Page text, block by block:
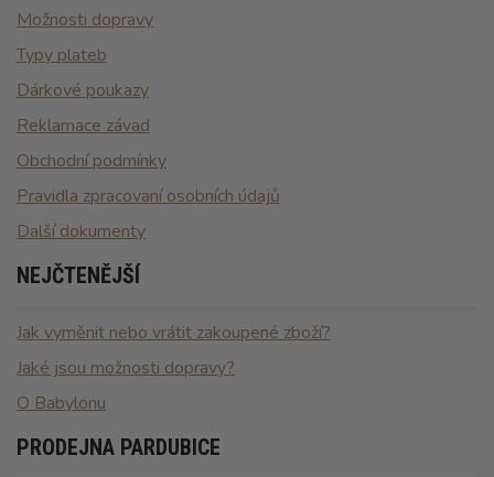
Možnosti dopravy
Typy plateb
Dárkové poukazy
Reklamace závad
Obchodní podmínky
Pravidla zpracovaní osobních údajů
Další dokumenty
NEJČTENĚJŠÍ
Jak vyměnit nebo vrátit zakoupené zboží?
Jaké jsou možnosti dopravy?
O Babylonu
PRODEJNA PARDUBICE